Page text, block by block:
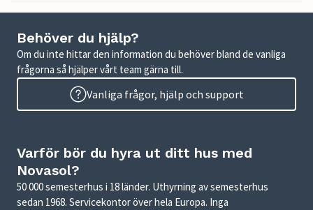
Behöver du hjälp?
Om du inte hittar den information du behöver bland de vanliga
frågorna så hjälper vårt team gärna till.
Vanliga frågor, hjälp och support
Varför bör du hyra ut ditt hus med
Novasol?
50 000 semesterhus i 18 länder. Uthyrning av semesterhus
sedan 1968. Servicekontor över hela Europa. Inga